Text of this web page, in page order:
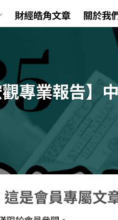
財經皓角文章 關於我
專業報告】
這是會員專屬文